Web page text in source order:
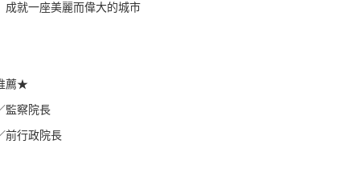
就一座美麗而偉大的城市
薦★
察院長
前行政院長